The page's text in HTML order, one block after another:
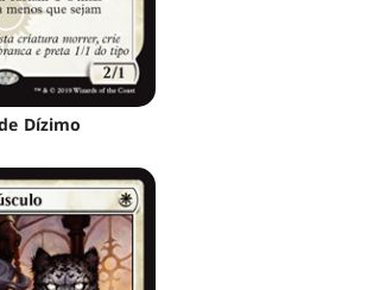
Dízimo